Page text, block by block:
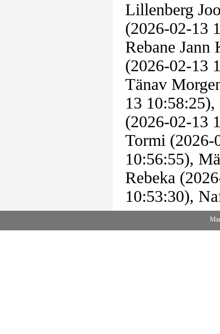
Lillenberg
(2026-02-13
Rebane
(2026-02-13
Tänav
13
(2026-02-13
Tormi (2026-
10:56:55),
Rebeka
10:53:30),